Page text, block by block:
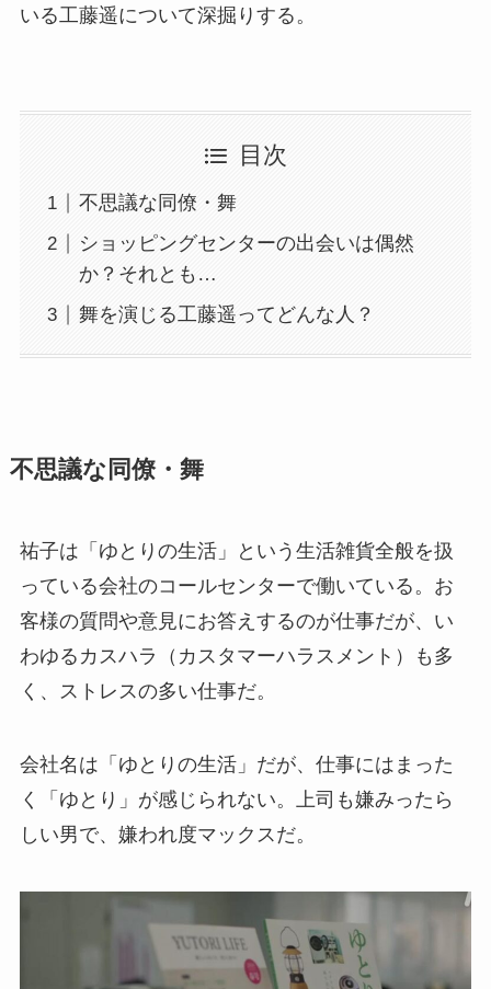
いる工藤遥について深掘りする。
目次
不思議な同僚・舞
ショッピングセンターの出会いは偶然
か？それとも…
舞を演じる工藤遥ってどんな人？
不思議な同僚・舞
祐子は「ゆとりの生活」という生活雑貨全般を扱
っている会社のコールセンターで働いている。お
客様の質問や意見にお答えするのが仕事だが、い
わゆるカスハラ（カスタマーハラスメント）も多
く、ストレスの多い仕事だ。
会社名は「ゆとりの生活」だが、仕事にはまった
く「ゆとり」が感じられない。上司も嫌みったら
しい男で、嫌われ度マックスだ。